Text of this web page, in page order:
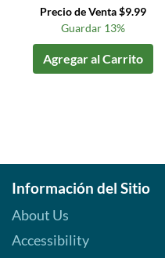
Precio de Venta $9.99
Guardar 13%
Agregar al Carrito
Información del Sitio
About Us
Accessibility